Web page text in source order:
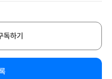
독하기